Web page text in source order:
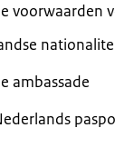
voorwaarden
ambassade